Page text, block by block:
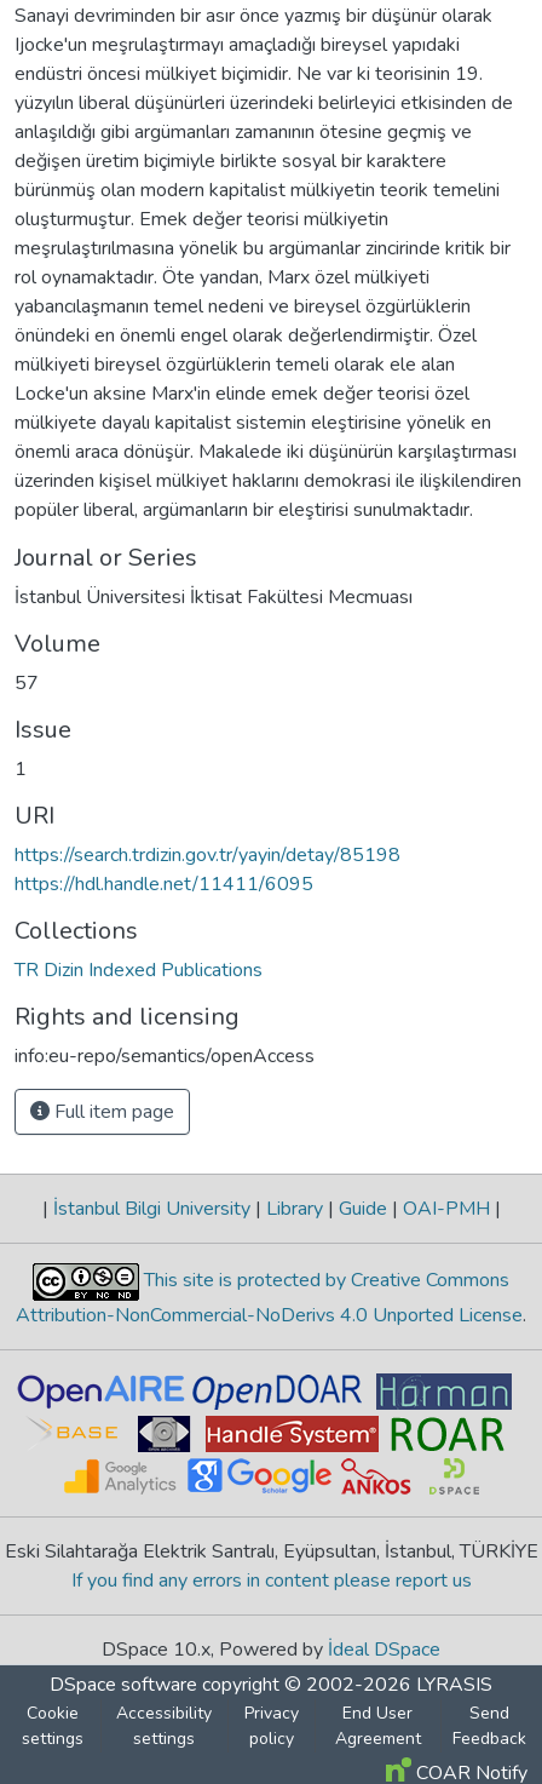
Sanayi devriminden bir asır önce yazmış bir düşünür olarak
Ijocke'un meşrulaştırmayı amaçladığı bireysel yapıdaki
endüstri öncesi mülkiyet biçimidir. Ne var ki teorisinin 19.
yüzyılın liberal düşünürleri üzerindeki belirleyici etkisinden de
anlaşıldığı gibi argümanları zamanının ötesine geçmiş ve
değişen üretim biçimiyle birlikte sosyal bir karaktere
bürünmüş olan modern kapitalist mülkiyetin teorik temelini
oluşturmuştur. Emek değer teorisi mülkiyetin
meşrulaştırılmasına yönelik bu argümanlar zincirinde kritik bir
rol oynamaktadır. Öte yandan, Marx özel mülkiyeti
yabancılaşmanın temel nedeni ve bireysel özgürlüklerin
önündeki en önemli engel olarak değerlendirmiştir. Özel
mülkiyeti bireysel özgürlüklerin temeli olarak ele alan
Locke'un aksine Marx'in elinde emek değer teorisi özel
mülkiyete dayalı kapitalist sistemin eleştirisine yönelik en
önemli araca dönüşür. Makalede iki düşünürün karşılaştırması
üzerinden kişisel mülkiyet haklarını demokrasi ile ilişkilendiren
popüler liberal, argümanların bir eleştirisi sunulmaktadır.
Journal or Series
İstanbul Üniversitesi İktisat Fakültesi Mecmuası
Volume
57
Issue
1
URI
https://search.trdizin.gov.tr/yayin/detay/85198
https://hdl.handle.net/11411/6095
Collections
TR Dizin Indexed Publications
Rights and licensing
info:eu-repo/semantics/openAccess
Full item page
| İstanbul Bilgi University | Library | Guide | OAI-PMH |
This site is protected by Creative Commons
Attribution-NonCommercial-NoDerivs 4.0 Unported License.
Eski Silahtarağa Elektrik Santralı, Eyüpsultan, İstanbul, TÜRKİYE
If you find any errors in content please report us
DSpace 10.x, Powered by İdeal DSpace
DSpace software copyright © 2002-2026 LYRASIS
Cookie
settings
Accessibility
settings
Privacy
policy
End User
Agreement
Send
Feedback
COAR Notify